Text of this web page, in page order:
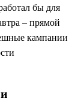
бы для
– прямой
кампании